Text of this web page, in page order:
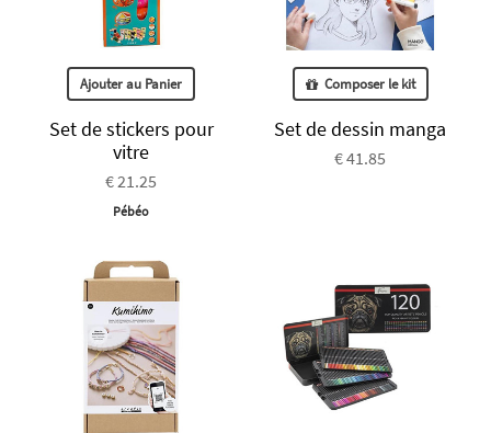
Ajouter au Panier
Set de stickers pour
vitre
€ 21.25
Pébéo
Composer le kit
Set de dessin manga
€ 41.85